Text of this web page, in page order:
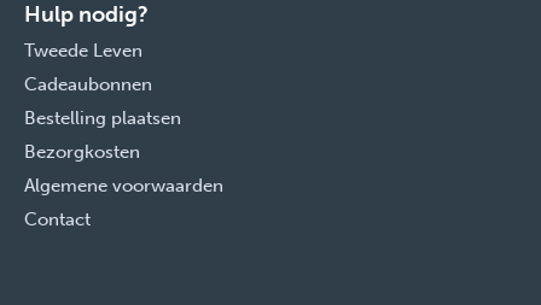
Hulp nodig?
Tweede Leven
Cadeaubonnen
Bestelling plaatsen
Bezorgkosten
Algemene voorwaarden
Contact